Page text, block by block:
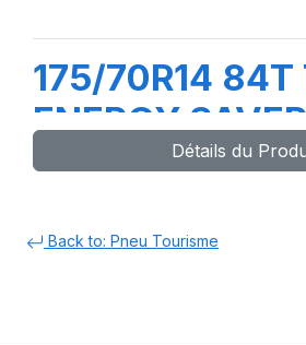
175/70R14 84T
ENERGY
Détails du
Back to: Pneu Tourisme